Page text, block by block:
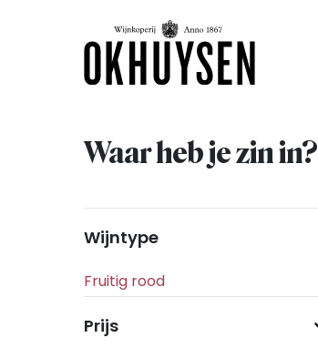
Waar heb je zin in?
Wijntype
Prijs